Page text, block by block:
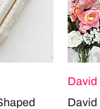
David
David